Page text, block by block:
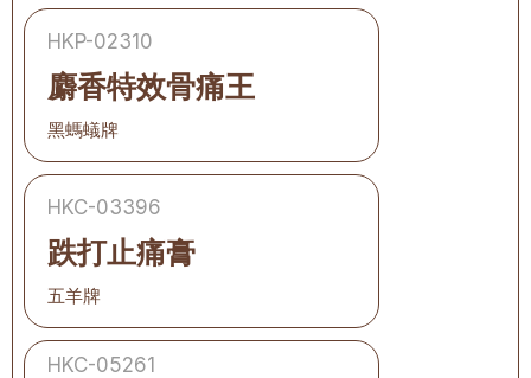
HKP-02310
麝香特效骨痛王
黑螞蟻牌
HKC-03396
跌打止痛膏
五羊牌
HKC-05261